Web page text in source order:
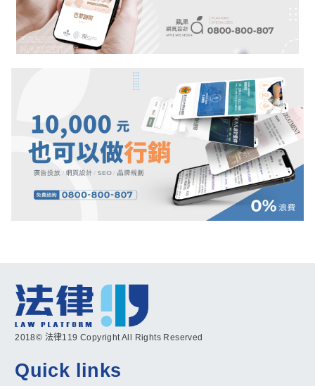
2018© 法律119 Copyright All Rights Reserved
Quick links